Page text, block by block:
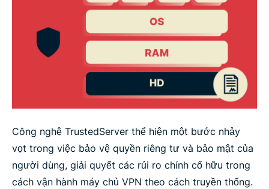
Công nghệ TrustedServer thể hiện một bước nhảy
vọt trong việc bảo vệ quyền riêng tư và bảo mật của
người dùng, giải quyết các rủi ro chính cố hữu trong
cách vận hành máy chủ VPN theo cách truyền thống.